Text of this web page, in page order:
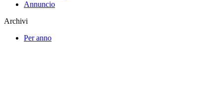
Annuncio
Archivi
Per anno